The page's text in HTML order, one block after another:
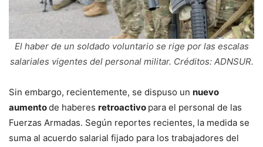
El haber de un soldado voluntario se rige por las escalas
salariales vigentes del personal militar. Créditos: ADNSUR.
Sin embargo, recientemente, se dispuso un nuevo
aumentode haberes retroactivo para el personal de las
Fuerzas Armadas. Según reportes recientes, la medida se
suma al acuerdo salarial fijado para los trabajadores del